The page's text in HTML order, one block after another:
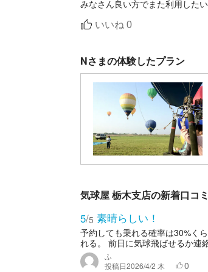
いいね 0
Nさまの体験したプラン
気球屋 栃木支店の新着口コミ
5/5 素晴らしい！
予約しても乗れる確率は30%く
れる。 前日に気球飛ばせるか連
ふ
投稿日2026/4/2 木 0